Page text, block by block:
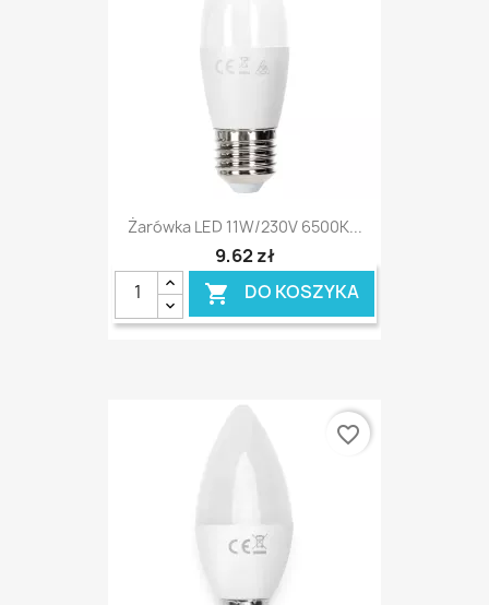
Żarówka LED 11W/230V 6500K...
9,62 zł
 DO KOSZYKA
favorite_border